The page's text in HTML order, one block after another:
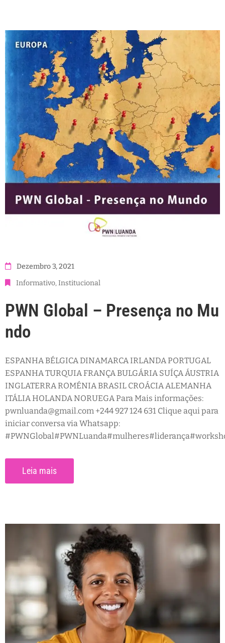
Dezembro 3, 2021
Informativo‚Institucional
PWN Global – Presença no Mu
ndo
ESPANHA BÉLGICA DINAMARCA IRLANDA PORTUGAL
ESPANHA TURQUIA FRANÇA BULGÁRIA SUÍÇA ÁUSTRIA
INGLATERRA ROMÉNIA BRASIL CROÁCIA ALEMANHA
ITÁLIA HOLANDA NORUEGA Para Mais informações:
pwnluanda@gmail.com +244 927 124 631 Clique aqui para
iniciar conversa via Whatsapp:
Leia mais